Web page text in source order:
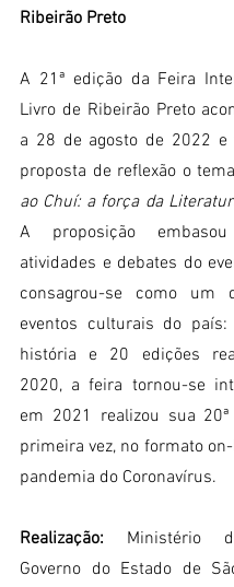
Ribeirão Preto
A 21ª edição da Feira
Livro de Ribeirão Preto
a 28 de agosto de 2022 e
proposta de reflexão o tema
ao Chuí: a força da
A proposição
atividades e debates do
consagrou-se como um
eventos culturais do
história e 20 edições
2020, a feira tornou-se
em 2021 realizou sua 20ª
primeira vez, no formato
pandemia do Coronavírus.
Realização: Ministério
Governo do Estado de